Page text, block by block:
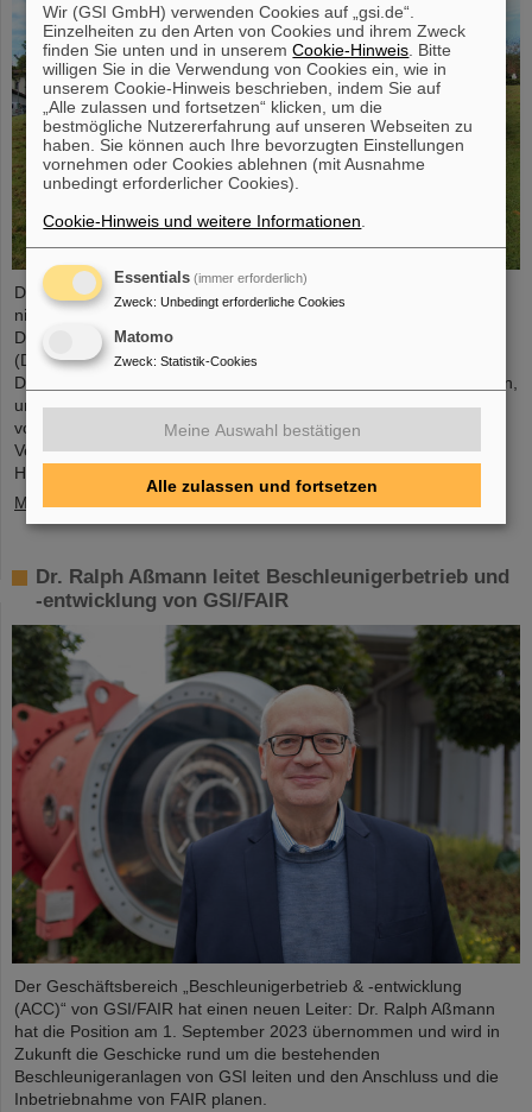
Die Forschung zu biologischen Wirkungen ionisierender und
nichtionisierender Strahlungen zu fördern, ist das Hauptziel der
Deutschen Gesellschaft für Biologische Strahlenforschung
(DeGBS). Mehr als 110 Wissenschaftler*innen aus ganz
Deutschland kamen nun auf der DeGBS-Jahrestagung zusammen,
um drei Tage lang neue Ergebnisse aus der Forschung
vorzustellen und zu diskutieren. Organisiert wurde die
Veranstaltung von der Abteilung Biophysik des GSI
Helmholtzzentrum für Schwerionenforschung.
Mehr »
Dr. Ralph Aßmann leitet Beschleunigerbetrieb und
-entwicklung von GSI/FAIR
Der Geschäftsbereich „Beschleunigerbetrieb & -entwicklung
(ACC)“ von GSI/FAIR hat einen neuen Leiter: Dr. Ralph Aßmann
hat die Position am 1. September 2023 übernommen und wird in
Zukunft die Geschicke rund um die bestehenden
Beschleunigeranlagen von GSI leiten und den Anschluss und die
Inbetriebnahme von FAIR planen.
Wir (GSI GmbH) verwenden Cookies auf „gsi.de“.
Einzelheiten zu den Arten von Cookies und ihrem Zweck
finden Sie unten und in unseremCookie-Hinweis . Bitte
willigen Sie in die Verwendung von Cookies ein, wie in
unserem Cookie-Hinweis beschrieben, indem Sie auf
„Alle zulassen und fortsetzen“ klicken, um die
bestmögliche Nutzererfahrung auf unseren Webseiten zu
haben. Sie können auch Ihre bevorzugten Einstellungen
vornehmen oder Cookies ablehnen (mit Ausnahme
unbedingt erforderlicher Cookies).
Cookie-Hinweis und weitere Informationen
Essentials (immer erforderlich)
Zweck: Unbedingt erforderliche Cookies
Matomo
Zweck: Statistik-Cookies
Meine Auswahl bestätigen
Alle zulassen und fortsetzen